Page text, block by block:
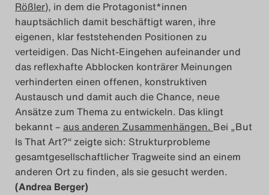
Rößler), in dem die Protagonist*innen
hauptsächlich damit beschäftigt waren, ihre
eigenen, klar feststehenden Positionen zu
verteidigen. Das Nicht-Eingehen aufeinander und
das reflexhafte Abblocken konträrer Meinungen
verhinderten einen offenen, konstruktiven
Austausch und damit auch die Chance, neue
Ansätze zum Thema zu entwickeln. Das klingt
bekannt – aus anderen Zusammenhängen. Bei „But
Is That Art?“ zeigte sich: Strukturprobleme
gesamtgesellschaftlicher Tragweite sind an einem
anderen Ort zu finden, als sie gesucht werden.
(Andrea Berger)